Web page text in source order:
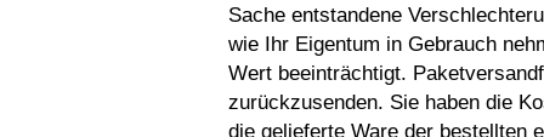
Sache entstandene
wie Ihr Eigentum in Gebrauch
Wert beeinträchtigt.
zurückzusenden. Sie haben die
die gelieferte Ware der bestellten